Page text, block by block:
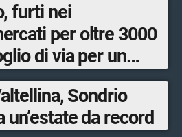
furti nei
per oltre 3000
di via per un
Sondrio
un’estate da record